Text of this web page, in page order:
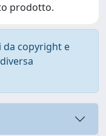
prodotto.
da copyright e